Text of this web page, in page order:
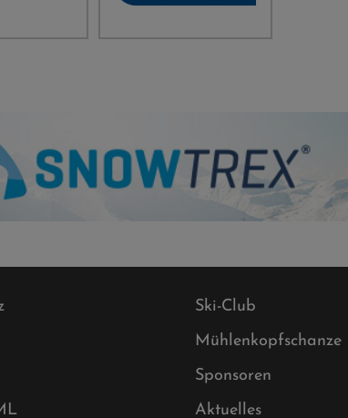
Ski-Club
Mühlenkopfschanze
Sponsoren
Aktuelles